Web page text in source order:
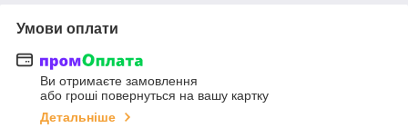
Умови оплати
Ви отримаєте замовлення
або гроші повернуться на вашу картку
Детальніше